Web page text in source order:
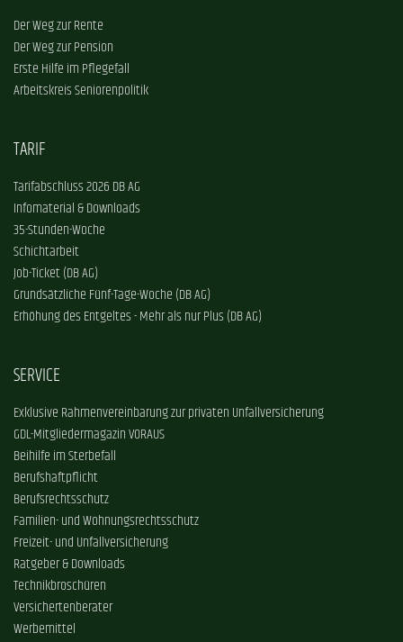
Der Weg zur Rente
Der Weg zur Pension
Erste Hilfe im Pflegefall
Arbeitskreis Seniorenpolitik
TARIF
Tarifabschluss 2026 DB AG
Infomaterial & Downloads
35-Stunden-Woche
Schichtarbeit
Job-Ticket (DB AG)
Grundsätzliche Fünf-Tage-Woche (DB AG)
Erhöhung des Entgeltes - Mehr als nur Plus (DB AG)
SERVICE
Exklusive Rahmenvereinbarung zur privaten Unfallversicherung
GDL-Mitgliedermagazin VORAUS
Beihilfe im Sterbefall
Berufshaftpflicht
Berufsrechtsschutz
Familien- und Wohnungsrechtsschutz
Freizeit- und Unfallversicherung
Ratgeber & Downloads
Technikbroschüren
Versichertenberater
Werbemittel